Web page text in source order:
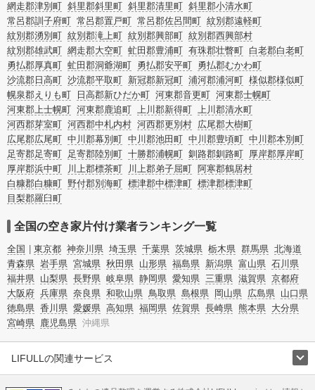
網走郡津別町 斜里郡斜里町 斜里郡清里町 斜里郡小清水町
常呂郡訓子府町 常呂郡置戸町 常呂郡佐呂間町 紋別郡遠軽町
紋別郡湧別町 紋別郡滝上町 紋別郡興部町 紋別郡西興部村
紋別郡雄武町 網走郡大空町 虻田郡豊浦町 有珠郡壮瞥町 白老郡白老町
勇払郡厚真町 虻田郡洞爺湖町 勇払郡安平町 勇払郡むかわ町
沙流郡日高町 沙流郡平取町 新冠郡新冠町 浦河郡浦河町 様似郡様似町
幌泉郡えりも町
日高郡新ひだか町 河東郡音更町 河東郡士幌町
河東郡上士幌町 河東郡鹿追町 上川郡新得町 上川郡清水町
河西郡芽室町 河西郡中札内村 河西郡更別村 広尾郡大樹町
広尾郡広尾町 中川郡幕別町 中川郡池田町 中川郡豊頃町 中川郡本別町
足寄郡足寄町 足寄郡陸別町 十勝郡浦幌町 釧路郡釧路町 厚岸郡厚岸町
厚岸郡浜中町
川上郡標茶町 川上郡弟子屈町 阿寒郡鶴居村
白糠郡白糠町 野付郡別海町 標津郡中標津町 標津郡標津町
目梨郡羅臼町
全国の空き家片付け業者ランキング一覧
全国 東京都 神奈川県 埼玉県 千葉県 茨城県 栃木県 群馬県 北海道
青森県 岩手県 宮城県 秋田県 山形県 福島県 新潟県 富山県 石川県
福井県 山梨県 長野県 岐阜県 静岡県 愛知県 三重県 滋賀県 京都府
大阪府 兵庫県 奈良県 和歌山県 鳥取県 島根県 岡山県 広島県 山口県
徳島県 香川県 愛媛県 高知県 福岡県 佐賀県 長崎県 熊本県 大分県
宮崎県 鹿児島県 沖縄県
LIFULLの関連サービス